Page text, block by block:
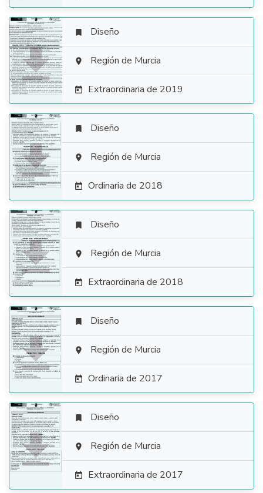

 Diseño
 Región de Murcia
 Extraordinaria de 2019

 Diseño
 Región de Murcia
 Ordinaria de 2018

 Diseño
 Región de Murcia
 Extraordinaria de 2018

 Diseño
 Región de Murcia
 Ordinaria de 2017

 Diseño
 Región de Murcia
 Extraordinaria de 2017